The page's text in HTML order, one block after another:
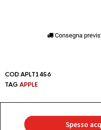
Consegna
CODAPLT1456
TAG APPLE
Spesso